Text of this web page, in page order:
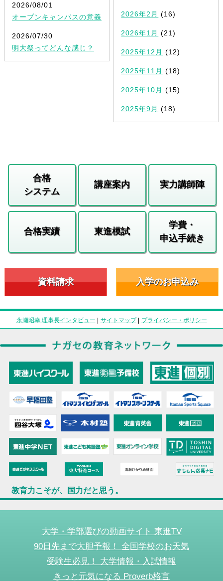
2026/08/01
オープンキャンパスの意義
2026/07/30
明大祭ってどんな感じ？
2026年2月 (16)
2026年1月 (21)
2025年12月 (12)
2025年11月 (18)
2025年10月 (15)
2025年9月 (18)
合格
システム
講座案内 実力講師陣
合格実績 東進模試
学費・
申込手続き
資料請求 入学のお申込み
永瀬昭幸 理事長インタビュー | サイトマップ| プライバシー・ポリシー
教育力こそが、国力だと思う。
大学・学部選びの動画サイト 東進TV
90日先まで大胆予報！ 全国学校のお天気
受験生必見！ 大学情報・入試情報
きっと元気になる Proverb格言